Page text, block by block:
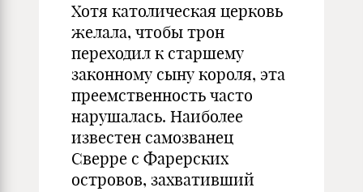
Хотя католическая церковь
желала, чтобы трон
переходил к старшему
законному сыну короля, эта
преемственность часто
нарушалась. Наиболее
известен самозванец
Сверре с Фарерских
островов, захвативший